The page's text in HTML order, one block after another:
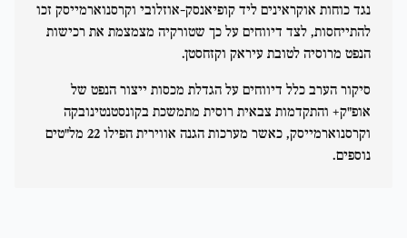
נגד כוחות אוקראינים ליד קופיאנסק-אוזלובי וקרסנוארמייסק זכו
להתייחסות, לצד דיווחים על כך שטורקיה מצמצמת את רכישות
הנפט מרוסיה לטובת עיראק וקזחסטן.
סיקור הערב כלל דיווחים על הגדלת מכסות ייצור הנפט של
אופ"ק+ והתקדמות צבאית רוסית מתמשכת בקונסטנטינובקה
וקרסנוארמייסק, כאשר מערכות הגנה אווירית הפילו 22 מל"טים
נוספים.